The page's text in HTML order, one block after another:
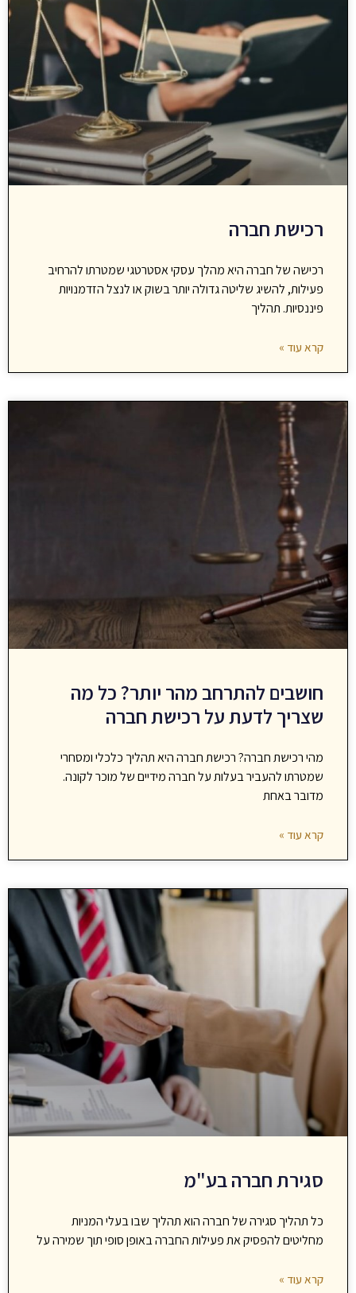
רכישת חברה
רכישה של חברה היא מהלך עסקי אסטרטגי שמטרתו להרחיב
פעילות, להשיג שליטה גדולה יותר בשוק או לנצל הזדמנויות
פיננסיות. תהליך
קרא עוד »
חושבים להתרחב מהר יותר? כל מה
שצריך לדעת על רכישת חברה
מהי רכישת חברה? רכישת חברה היא תהליך כלכלי ומסחרי
שמטרתו להעביר בעלות על חברה מידיים של מוכר לקונה.
מדובר באחת
קרא עוד »
סגירת חברה בע"מ
כל תהליך סגירה של חברה הוא תהליך שבו בעלי המניות
מחליטים להפסיק את פעילות החברה באופן סופי תוך שמירה על
קרא עוד »